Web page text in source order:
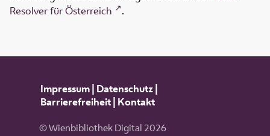
Resolver für Österreich
.
Impressum| Datenschutz|
Barrierefreiheit| Kontakt
© Wienbibliothek Digital 2026